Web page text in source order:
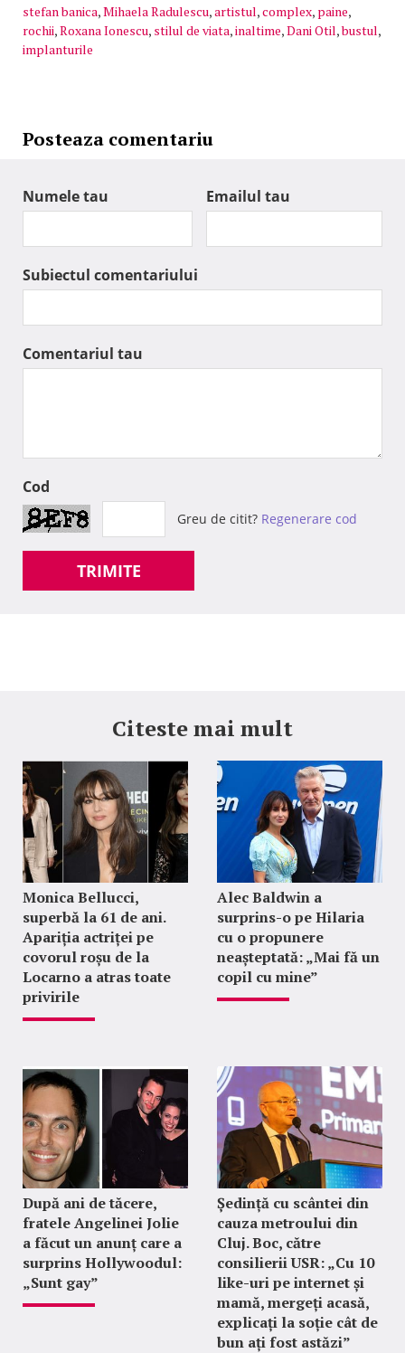
stefan banica,Mihaela Radulescu,artistul,complex, paine,
rochii,Roxana Ionescu, stilul de viata,inaltime,Dani Otil,bustul,
implanturile
Posteaza comentariu
Numele tau Emailul tau
Subiectul comentariului
Comentariul tau
Cod
Greu de citit? Regenerare cod
TRIMITE
Citeste mai mult
Monica Bellucci,
superbă la 61 de ani.
Apariția actriței pe
covorul roșu de la
Locarno a atras toate
privirile
Alec Baldwin a
surprins-o pe Hilaria
cu o propunere
neașteptată: „Mai fă un
copil cu mine”
După ani de tăcere,
fratele Angelinei Jolie
a făcut un anunț care a
surprins Hollywoodul:
„Sunt gay”
Ședință cu scântei din
cauza metroului din
Cluj. Boc, către
consilierii USR: „Cu 10
like-uri pe internet și
mamă, mergeți acasă,
explicați la soție cât de
bun ați fost astăzi”